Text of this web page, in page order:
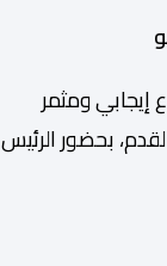
إيجابي ومثمر
بحضور الرئيس